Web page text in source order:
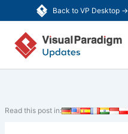
Back to VP Desktop →
容
Read this post in: